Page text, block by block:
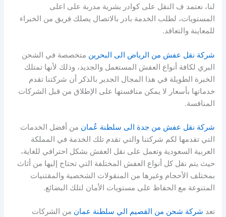
لنا، نعتمد ف النقل على كوادر بشرية مدربة على اعلى
المستويات، لطلب الخدمة بادر بالاتصال يصلك فريق من الخبراء
للمعاينة والتعاقد.
شركة نقل عفش من الرياض الى البحرين متخصصة في الشحن
البري لكافة أنواع العفش المستعمل والجديد، وذلك لأنها تمتلك
الخبرة الطويلة في هذا المجال الجدير بالذكر أن شركتنا تقدم
خدماتها بأسعار لا يمكن منافستها على الإطلاق من قبل الشركات
المنافسة.
شركة نقل عفش من جدة الى سلطنة عُمان من أفضل الخدمات
التي تقدمها لكم شركتنا والتي تقدم تلك الخدمة في المملكة
العربية السعودية وتعمل على نقل العفش بشكل احترافي للغاية،
حيث يتم نقل كل أنواع العفش المختلفة التي تحتاج إليها من أثاث
بمختلف الأحجام وغيرها من المنقولات الشخصية والمقتنيات
المتنوعة مع الحفاظ على مستويات الأمان لتلك البضائع.
تعد شركة شحن من القصيم الي سلطنة عمان من الشركات